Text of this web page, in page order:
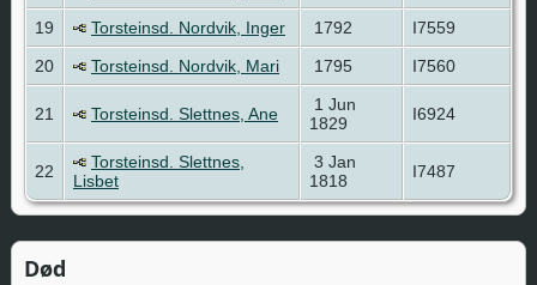
19
Torsteinsd. Nordvik, Inger 1792
I7559
20
Torsteinsd. Nordvik, Mari 1795 I7560
21 Torsteinsd. Slettnes, Ane
1 Jun
1829
I6924
22
Torsteinsd. Slettnes,
Lisbet
3 Jan
1818
I7487
Død